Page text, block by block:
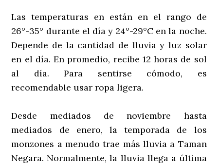
Las temperaturas en están en el rango de
26°-35° durante el día y 24°-29°C en la noche.
Depende de la cantidad de lluvia y luz solar
en el día. En promedio, recibe 12 horas de sol
al día. Para sentirse cómodo, es
recomendable usar ropa ligera.
Desde mediados de noviembre hasta
mediados de enero, la temporada de los
monzones a menudo trae más lluvia a Taman
Negara. Normalmente, la lluvia llega a última